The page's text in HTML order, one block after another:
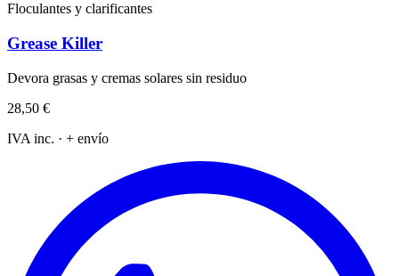
Floculantes y clarificantes
Grease Killer
Devora grasas y cremas solares sin residuo
28,50 €
IVA inc. · + envío